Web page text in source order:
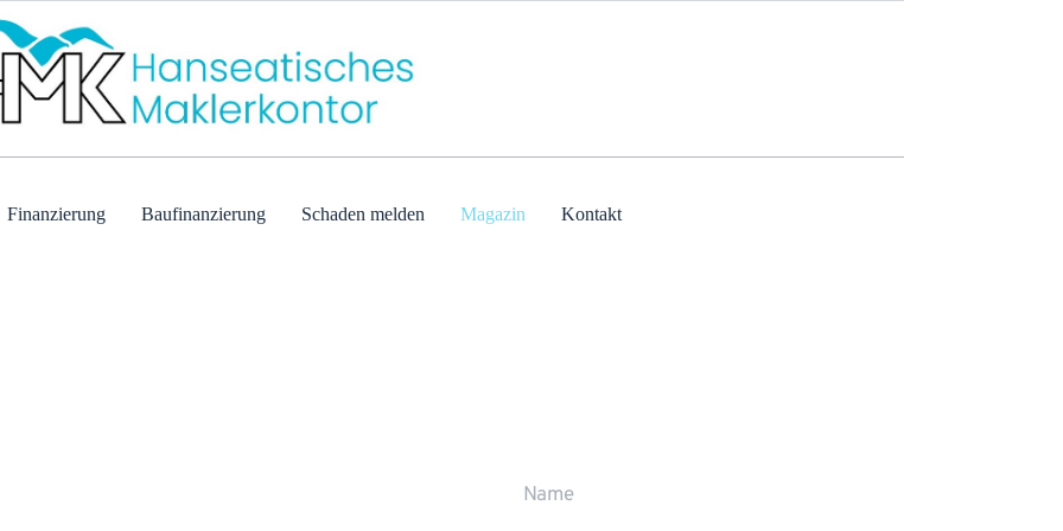
Finanzierung Baufinanzierung Schaden melden Magazin Kontakt